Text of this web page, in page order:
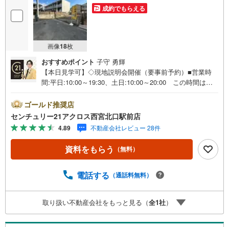
画像18枚
成約でもらえる
おすすめポイント 子守 勇輝
【本日見学可】◇現地説明会開催（要事前予約）■営業時
間:平日:10:00～19:30、土日:10:00～20:00 この時間はお
件無し宅地、ご指定の工務店、ハウスメーカーで建築可能
です。JR尼崎駅徒歩15分の立地です。両面道路に面す開放
感がある区画です。＝＝センチュリー21アクロスグループ
の3つの特徴＝＝＝■センチュリー21グループで28年連続N
o.1（1997年～2024年兵庫地区仲介実績） 尼崎・伊丹・
西宮・宝塚にて8店舗展開中。阪神間での購入や売却は当店
舗すべて駅前にございますが、お車でのお越しも大歓迎で
ございます。 地域密着の当店では2000万円台の新築戸建
や、1000万円台の中古マンションを始め多数物件を取り扱
っています。Yahoo！不動産に掲載しきれない物件もご紹
ゴールド推奨店
センチュリー21アクロス西宮北口駅前店
4.89 不動産会社レビュー 28件
資料をもらう （無料）
電話する （通話料無料）
取り扱い不動産会社をもっと見る（全1社）